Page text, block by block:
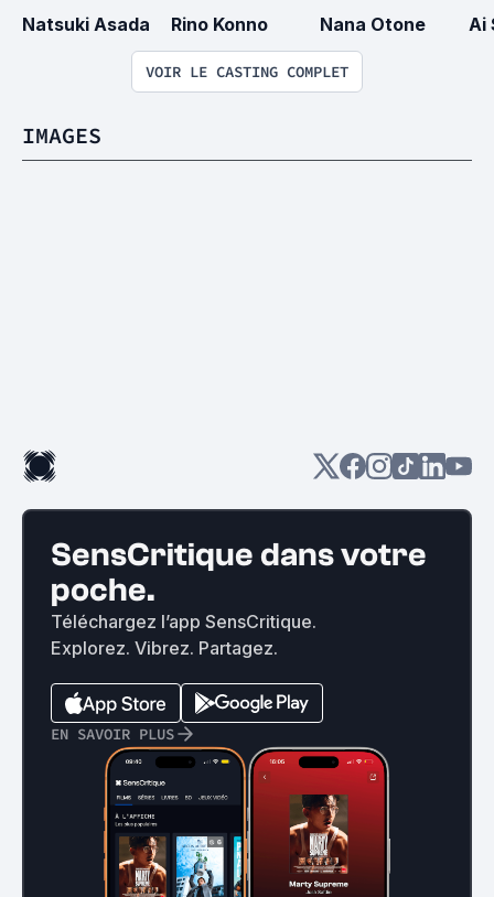
Natsuki Asada Rino Konno Nana Otone Ai
VOIR LE CASTING COMPLET
IMAGES
SensCritique dans votre
poche.
Téléchargez l’app SensCritique.
Explorez. Vibrez. Partagez.
EN SAVOIR PLUS